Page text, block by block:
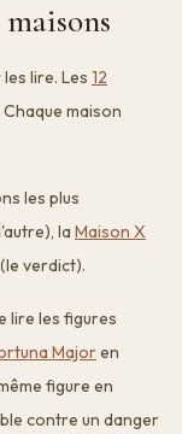
lire. Les 12
maison
les plus
la Maison X
verdict).
lire les figures
Majoren
figure en
contre un danger